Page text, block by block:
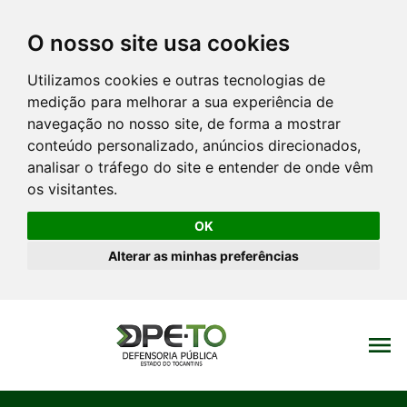
O nosso site usa cookies
Utilizamos cookies e outras tecnologias de
medição para melhorar a sua experiência de
navegação no nosso site, de forma a mostrar
conteúdo personalizado, anúncios direcionados,
analisar o tráfego do site e entender de onde vêm
os visitantes.
OK
Alterar as minhas preferências
menu